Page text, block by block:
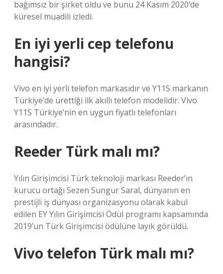
bağımsız bir şirket oldu ve bunu 24 Kasım 2020’de
küresel muadili izledi.
En iyi yerli cep telefonu
hangisi?
Vivo en iyi yerli telefon markasıdır ve Y11S markanın
Türkiye’de ürettiği ilk akıllı telefon modelidir. Vivo
Y11S Türkiye’nin en uygun fiyatlı telefonları
arasındadır.
Reeder Türk malı mı?
Yılın Girişimcisi Türk teknoloji markası Reeder’ın
kurucu ortağı Sezen Sungur Saral, dünyanın en
prestijli iş dünyası organizasyonu olarak kabul
edilen EY Yılın Girişimcisi Ödül programı kapsamında
2019’un Türk Girişimcisi ödülüne layık görüldü.
Vivo telefon Türk malı mı?